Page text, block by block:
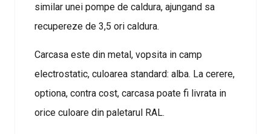
similar unei pompe de caldura, ajungand sa
recupereze de 3,5 ori caldura.
Carcasa este din metal, vopsita in camp
electrostatic, culoarea standard: alba. La cerere,
optiona, contra cost, carcasa poate fi livrata in
orice culoare din paletarul RAL.